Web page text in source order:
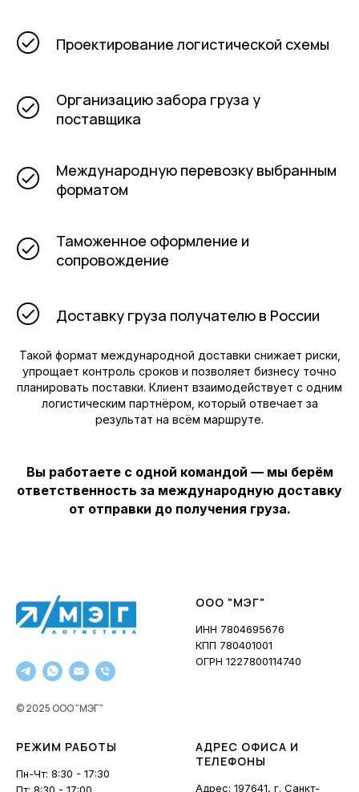
Проектирование логистической схемы
Организацию забора груза у
поставщика
Международную перевозку выбранным
форматом
Таможенное оформление и
сопровождение
Доставку груза получателю в России
Такой формат международной доставки снижает риски,
упрощает контроль сроков и позволяет бизнесу точно
планировать поставки. Клиент взаимодействует с одним
логистическим партнёром, который отвечает за
результат на всём маршруте.
Вы работаете с одной командой — мы берём
ответственность за международную доставку
от отправки до получения груза.
© 2025 ООО "МЭГ"
ООО "МЭГ"
ИНН 7804695676
КПП 780401001
ОГРН 1227800114740
РЕЖИМ РАБОТЫ
Пн-Чт: 8:30 - 17:30
АДРЕС ОФИСА И
ТЕЛЕФОНЫ
Адрес: 197641, г. Санкт-